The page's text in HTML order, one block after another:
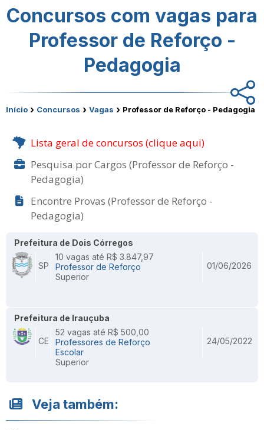
Concursos com vagas para
Professor de Reforço -
Pedagogia
Início › Concursos › Vagas › Professor de Reforço - Pedagogia
Lista geral de concursos (clique aqui)
Pesquisa por Cargos (Professor de Reforço -
Pedagogia)
Encontre Provas (Professor de Reforço -
Pedagogia)
Prefeitura de Dois Córregos
SP
10 vagas até R$ 3.847,97
Professor de Reforço
Superior
01/06/2026
Prefeitura de Irauçuba
CE
52 vagas até R$ 500,00
Professores de Reforço
Escolar
Superior
24/05/2022
Veja também: